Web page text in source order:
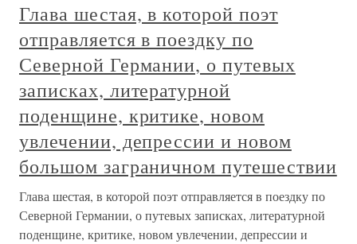
Глава шестая, в которой поэт
отправляется в поездку по
Северной Германии, о путевых
записках, литературной
поденщине, критике, новом
увлечении, депрессии и новом
большом заграничном путешествии
Глава шестая, в которой поэт отправляется в поездку по
Северной Германии, о путевых записках, литературной
поденщине, критике, новом увлечении, депрессии и